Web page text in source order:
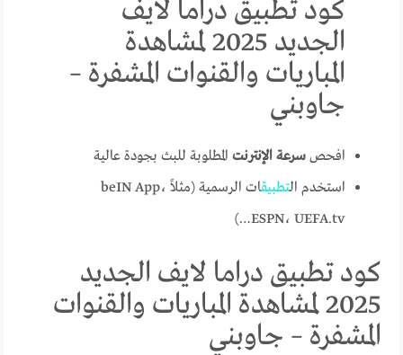
كود تطبيق دراما لايف
الجديد 2025 لمشاهدة
المباريات والقنوات المشفرة –
جاوبني
افحصسرعة الإنترنت المطلوبة للبث بجودة عالية
استخدم التطبيق
ات الرسمية (مثلاً beIN App،
ESPN، UEFA.tv…)
كود تطبيق دراما لايف الجديد
2025 لمشاهدة المباريات والقنوات
المشفرة – جاوبني